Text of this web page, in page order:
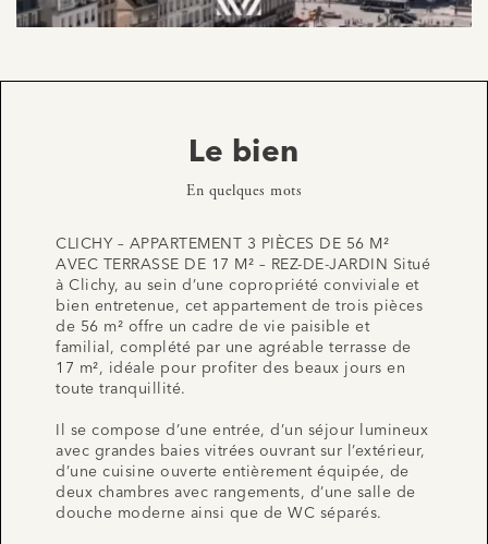
Le bien
En quelques mots
CLICHY – APPARTEMENT 3 PIÈCES DE 56 M²
AVEC TERRASSE DE 17 M² – REZ-DE-JARDIN Situé
à Clichy, au sein d’une copropriété conviviale et
bien entretenue, cet appartement de trois pièces
de 56 m² offre un cadre de vie paisible et
familial, complété par une agréable terrasse de
17 m², idéale pour profiter des beaux jours en
toute tranquillité.
Il se compose d’une entrée, d’un séjour lumineux
avec grandes baies vitrées ouvrant sur l’extérieur,
d’une cuisine ouverte entièrement équipée, de
deux chambres avec rangements, d’une salle de
douche moderne ainsi que de WC séparés.